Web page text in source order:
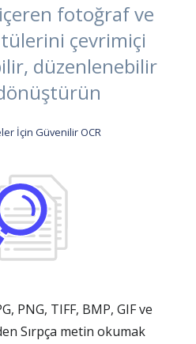
fotoğraf ve
çevrimiçi
düzenlenebilir
İçin Güvenilir OCR
PNG, TIFF, BMP, GIF ve
Sırpça metin okumak